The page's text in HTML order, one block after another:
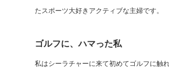
たスポーツ大好きアクティブな主婦です。
ゴルフに、ハマった私
私はシーラチャーに来て初めてゴルフに触